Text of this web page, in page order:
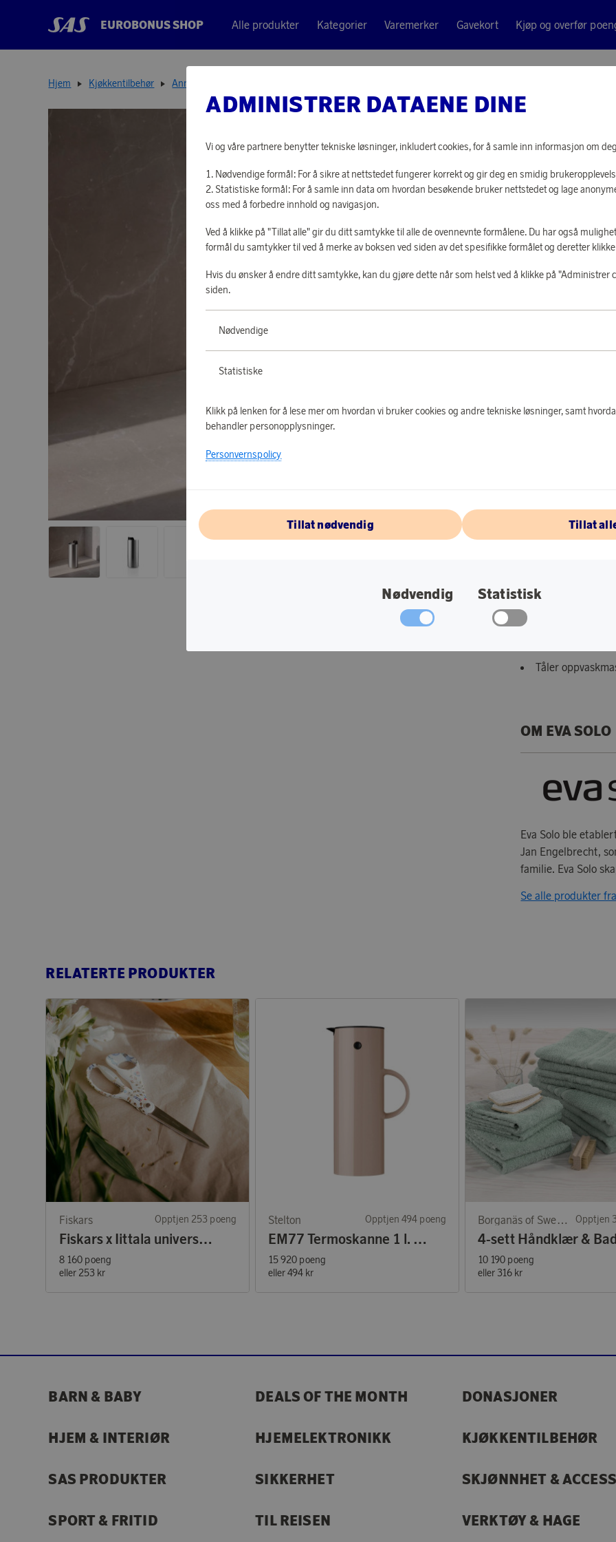
EUROBONUS SHOP Alle produkter Kategorier Varemerker Gavekort Kjøp og overfør
Hjem Kjøkkentilbehør Annet kjøkkenutstyr
Eva Solo
URBAN
eller 246 kr
LOGG INN FOR
Dobbeltvegget
farten takket være
Fyll Urban To Go-
varmen eller
vakuumeffekten.
Dobbeltvegget
Tåler
OM EVA SOLO
Eva Solo ble
Jan Engelbrecht,
familie. Eva Solo
Se alle produkter
RELATERTE PRODUKTER
Fiskars Opptjen 253 poeng
Fiskars x Iittala universalsax
8 160 poeng
eller 253 kr
Stelton Opptjen 494 poeng
EM77 Termoskanne 1 l. Heather
15 920 poeng
eller494 kr
Borganäs of Sweden Opptjen
10 190 poeng
eller 316 kr
ADMINISTRER DATAENE DINE
Vi og våre partnere benytter tekniske løsninger, inkludert cookies, for å samle inn informasjon om
Nødvendige formål: For å sikre at nettstedet fungerer korrekt og gir deg en smidig
Statistiske formål: For å samle inn data om hvordan besøkende bruker nettstedet og lage
oss med å forbedre innhold og navigasjon.
Ved å klikke på "Tillat alle" gir du ditt samtykke til alle de ovennevnte formålene. Du har også
formål du samtykker til ved å merke av boksen ved siden av det spesifikke formålet og deretter
Hvis du ønsker å endre ditt samtykke, kan du gjøre dette når som helst ved å klikke på "Administrer
siden.
Nødvendige
Statistiske
Klikk på lenken for å lese mer om hvordan vi bruker cookies og andre tekniske løsninger, samt
behandler personopplysninger.
Personvernspolicy
Tillat nødvendig Tillat
Nødvendig Statistisk
BARN & BABY DEALS OF THE MONTH DONASJONER
HJEM & INTERIØR HJEMELEKTRONIKK KJØKKENTILBEHØR
SAS PRODUKTER SIKKERHET SKJØNNHET &
SPORT & FRITID TIL REISEN VERKTØY & HAGE